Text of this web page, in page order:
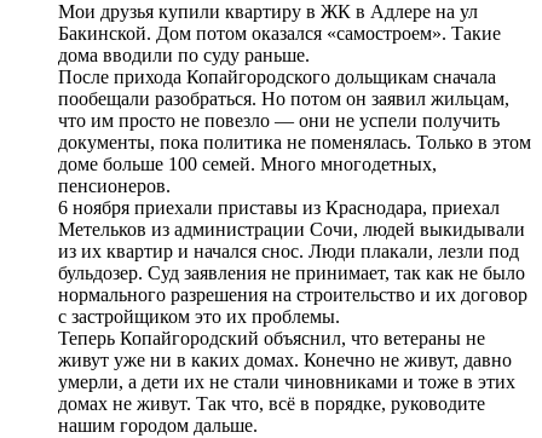
Мои друзья купили квартиру в ЖК в Адлере на ул
Бакинской. Дом потом оказался «самостроем». Такие
дома вводили по суду раньше.
После прихода Копайгородского дольщикам сначала
пообещали разобраться. Но потом он заявил жильцам,
что им просто не повезло — они не успели получить
документы, пока политика не поменялась. Только в этом
доме больше 100 семей. Много многодетных,
пенсионеров.
6 ноября приехали приставы из Краснодара, приехал
Метельков из администрации Сочи, людей выкидывали
из их квартир и начался снос. Люди плакали, лезли под
бульдозер. Суд заявления не принимает, так как не было
нормального разрешения на строительство и их договор
с застройщиком это их проблемы.
Теперь Копайгородский объяснил, что ветераны не
живут уже ни в каких домах. Конечно не живут, давно
умерли, а дети их не стали чиновниками и тоже в этих
домах не живут. Так что, всё в порядке, руководите
нашим городом дальше.